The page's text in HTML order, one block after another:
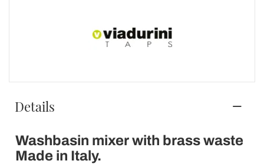
Details
Washbasin mixer with brass waste
Made in Italy.